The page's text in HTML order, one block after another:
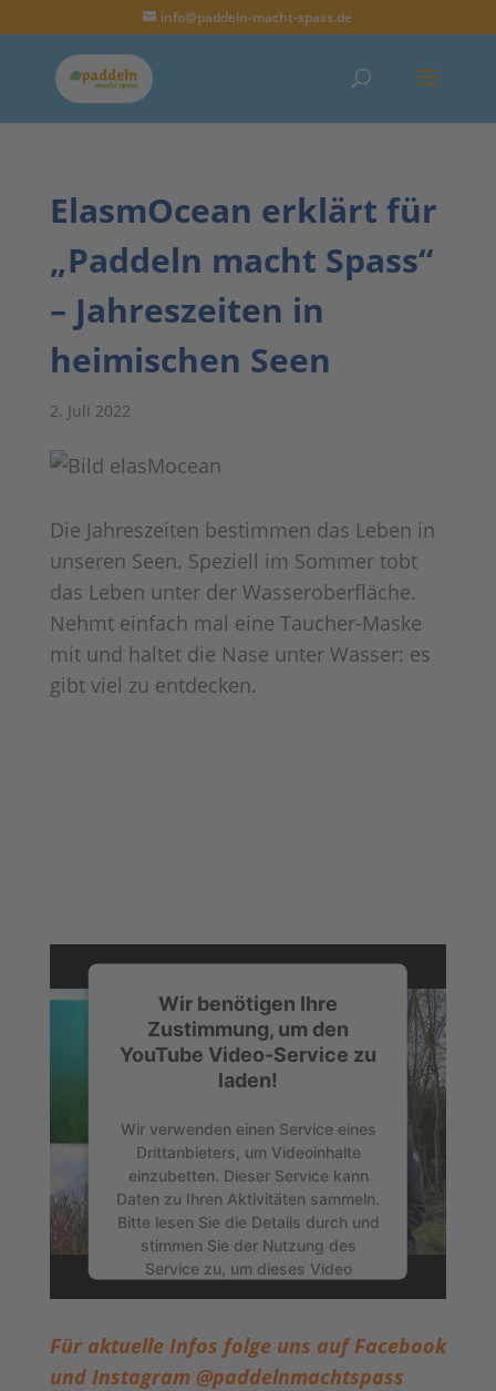
info@paddeln-macht-spass.de
ElasmOcean erklärt für
„Paddeln macht Spass“
– Jahreszeiten in
heimischen Seen
2. Juli 2022
Die Jahreszeiten bestimmen das Leben in
unseren Seen. Speziell im Sommer tobt
das Leben unter der Wasseroberfläche.
Nehmt einfach mal eine Taucher-Maske
mit und haltet die Nase unter Wasser: es
gibt viel zu entdecken.
Wir benötigen Ihre
Zustimmung, um den
YouTube Video-Service zu
laden!
Wir verwenden einen Service eines
Drittanbieters, um Videoinhalte
einzubetten. Dieser Service kann
Daten zu Ihren Aktivitäten sammeln.
Bitte lesen Sie die Details durch und
stimmen Sie der Nutzung des
Service zu, um dieses Video
Mehr Informationen
Für aktuelle Infos folge uns auf Facebook
und Instagram @paddelnmachtspass